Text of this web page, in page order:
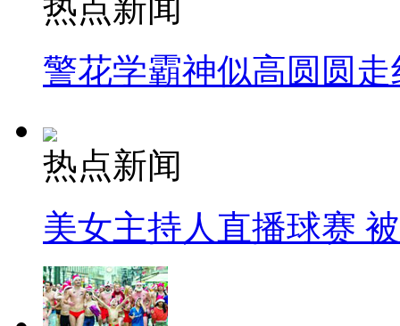
热点新闻
警花学霸神似高圆圆走
热点新闻
美女主持人直播球赛